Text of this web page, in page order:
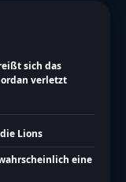
sich das
verletzt
Lions
eine